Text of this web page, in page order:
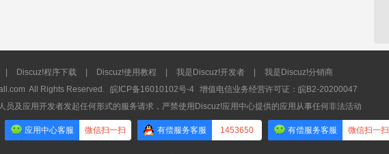
Discuz!程序下载 Discuz!使用教程 我是Discuz!开发者
我是Discuz!分销商
All Rights Reserved. 皖ICP备16010102号-4
增值电信业务经营许可证：皖B2-20200047
员及应用开发者发起任何形式的服务请求，严禁使用Discuz!应用中心提供的应用从事任何非法活动
应用中心客服 微信扫一扫 有偿服务客服 1453650 有偿服务客服 微信扫一扫